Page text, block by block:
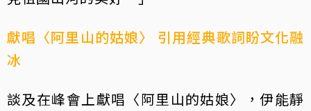
獻唱〈阿里山的姑娘〉 引用經典歌詞盼文化融
冰
談及在峰會上獻唱〈阿里山的姑娘〉，伊能靜